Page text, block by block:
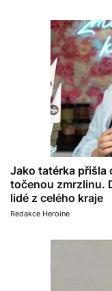
Jako tatérka přišla
točenou zmrzlinu.
lidé z celého kraje
Redakce Heroine